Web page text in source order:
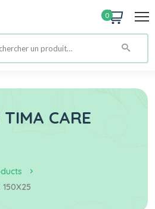
0
CARE
150X25